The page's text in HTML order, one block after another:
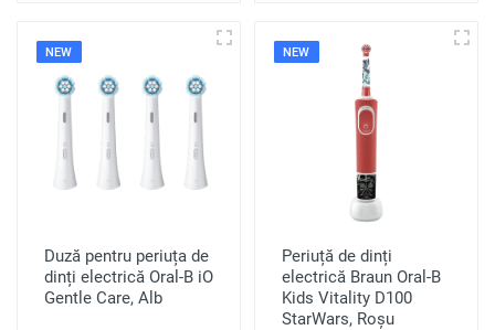
NEW
Duză pentru periuța de
dinți electrică Oral-B iO
Gentle Care, Alb
NEW
Periuță de dinți
electrică Braun Oral-B
Kids Vitality D100
StarWars, Roșu